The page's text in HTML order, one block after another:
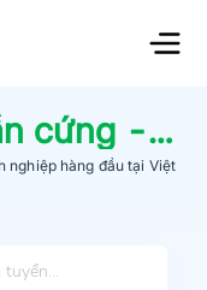
- Mạng
nghiệp hàng đầu tại Việt